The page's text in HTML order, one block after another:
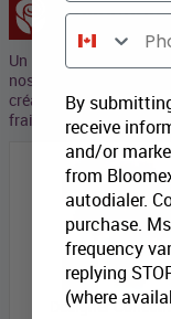
Collection
Un prix "Spécial" pour
nos professionels
créativité. Ces beaux
fraichement coupées
Designer
Phone
By
receive
and/or
from
autodialer.
purchase.
frequency
replying
(where